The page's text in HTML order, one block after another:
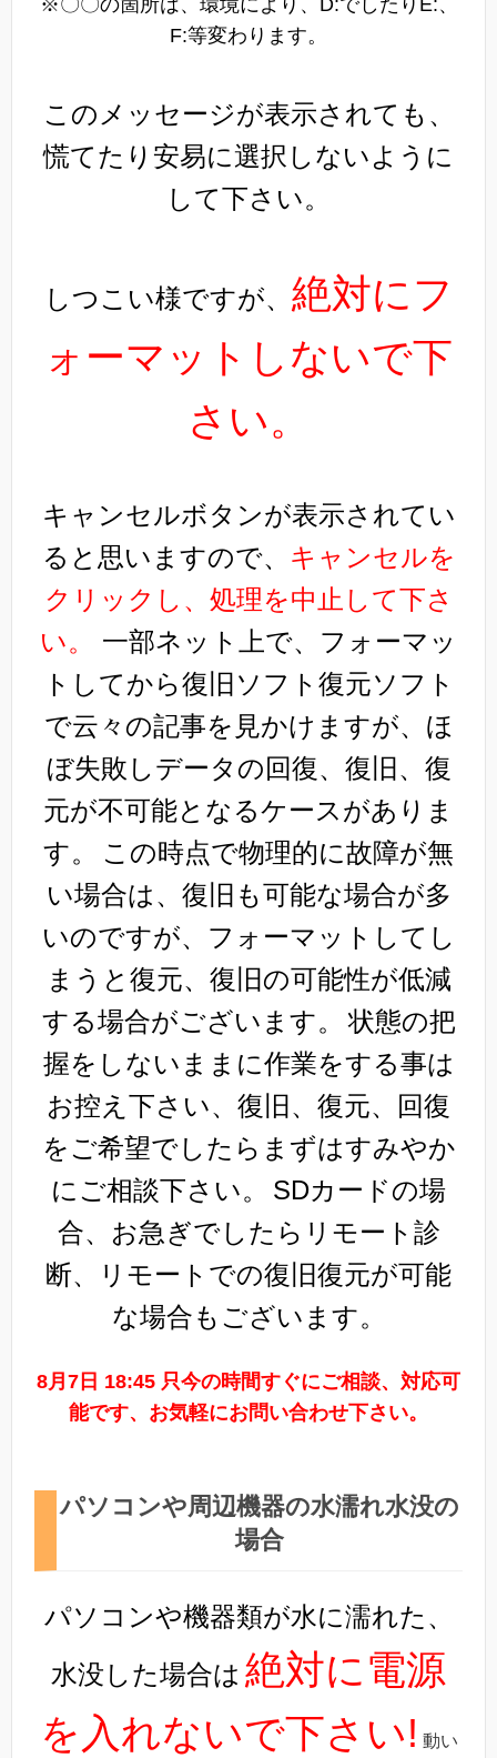
※〇〇の箇所は、環境により、D:でしたりE:、
F:等変わります。
このメッセージが表示されても、
慌てたり安易に選択しないように
して下さい。
しつこい様ですが、 絶対にフ
ォーマットしないで下
さい。
キャンセルボタンが表示されてい
ると思いますので、 キャンセルを
クリックし、処理を中止して下さ
い。
一部ネット上で、フォーマッ
トしてから復旧ソフト復元ソフト
で云々の記事を見かけますが、ほ
ぼ失敗しデータの回復、復旧、復
元が不可能となるケースがありま
す。
この時点で物理的に故障が無
い場合は、復旧も可能な場合が多
いのですが、フォーマットしてし
まうと復元、復旧の可能性が低減
する場合がございます。
状態の把
握をしないままに作業をする事は
お控え下さい、復旧、復元、回復
をご希望でしたらまずはすみやか
にご相談下さい。
SDカードの場
合、お急ぎでしたらリモート診
断、リモートでの復旧復元が可能
な場合もございます。
8月7日 18:45 只今の時間すぐにご相談、対応可
能です、お気軽にお問い合わせ下さい。
パソコンや周辺機器の水濡れ水没の
場合
パソコンや機器類が水に濡れた、
水没した場合は 絶対に電源
を入れないで下さい! 動い